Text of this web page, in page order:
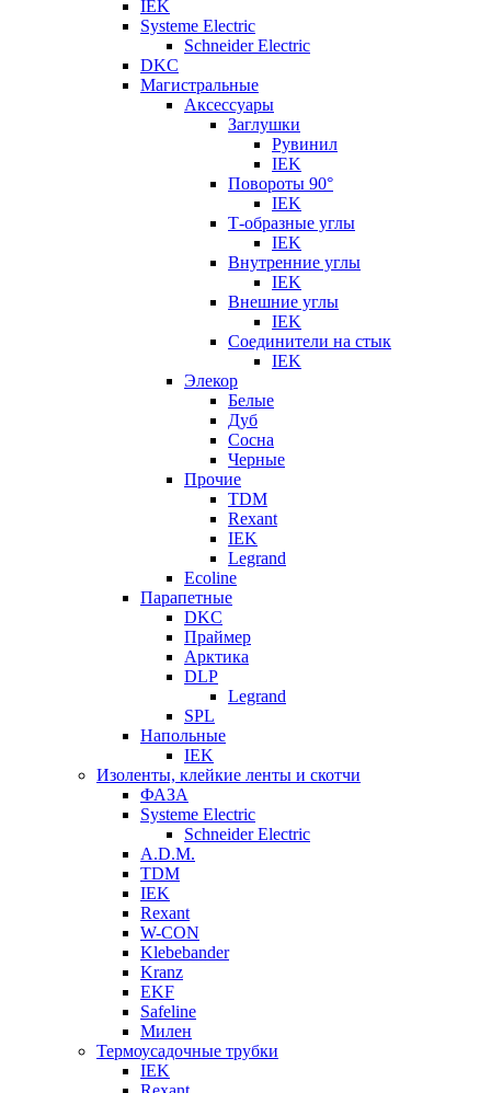
IEK
Systeme Electric
Schneider Electric
DKC
Магистральные
Аксессуары
Заглушки
Рувинил
IEK
Повороты 90°
IEK
Т-образные углы
IEK
Внутренние углы
IEK
Внешние углы
IEK
Соединители на стык
IEK
Элекор
Белые
Дуб
Сосна
Черные
Прочие
TDM
Rexant
IEK
Legrand
Ecoline
Парапетные
DKC
Праймер
Арктика
DLP
Legrand
SPL
Напольные
IEK
Изоленты, клейкие ленты и скотчи
ФАЗА
Systeme Electric
Schneider Electric
A.D.M.
TDM
IEK
Rexant
W-CON
Klebebander
Kranz
EKF
Safeline
Милен
Термоусадочные трубки
IEK